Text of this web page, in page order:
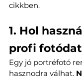
cikkben.
1. Hol
profi
Egy jó portréfotó
hasznodra válhat.